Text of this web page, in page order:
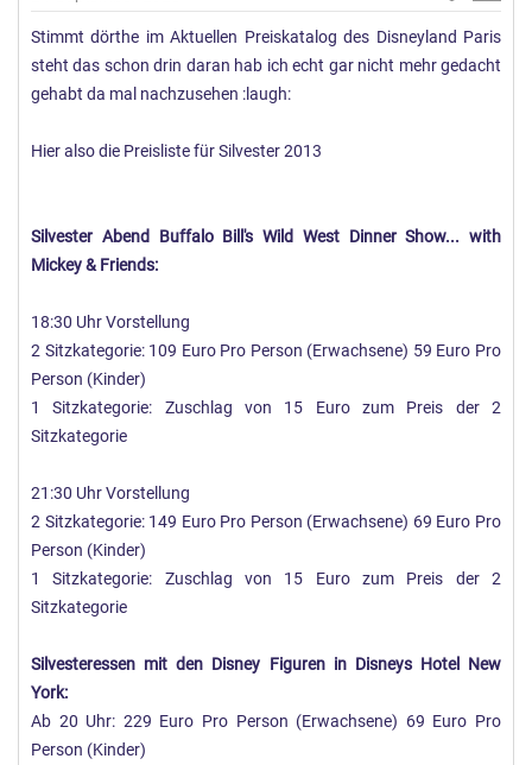
Stimmt dörthe im Aktuellen Preiskatalog des Disneyland Paris
steht das schon drin daran hab ich echt gar nicht mehr gedacht
gehabt da mal nachzusehen :laugh:
Hier also die Preisliste für Silvester 2013
Silvester Abend Buffalo Bill's Wild West Dinner Show... with
Mickey & Friends:
18:30 Uhr Vorstellung
2 Sitzkategorie: 109 Euro Pro Person (Erwachsene) 59 Euro Pro
Person (Kinder)
1 Sitzkategorie: Zuschlag von 15 Euro zum Preis der 2
Sitzkategorie
21:30 Uhr Vorstellung
2 Sitzkategorie: 149 Euro Pro Person (Erwachsene) 69 Euro Pro
Person (Kinder)
1 Sitzkategorie: Zuschlag von 15 Euro zum Preis der 2
Sitzkategorie
Silvesteressen mit den Disney Figuren in Disneys Hotel New
York:
Ab 20 Uhr: 229 Euro Pro Person (Erwachsene) 69 Euro Pro
Person (Kinder)